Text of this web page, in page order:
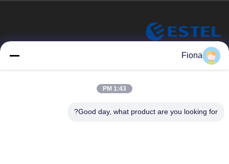
ESTEL (GUANGDONG) TECHNOLOGY CO., LTD.
خونه
جدید
Fiona
1:43 PM
Good day, what product are you looking for?